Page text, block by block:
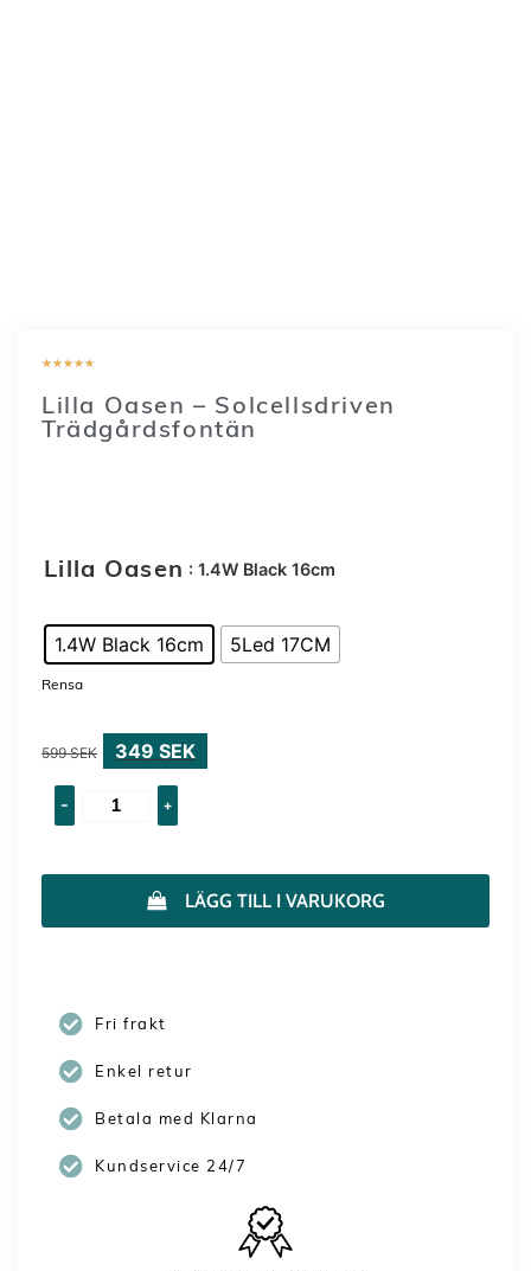
★★★★★
Lilla Oasen – Solcellsdriven
Trädgårdsfontän
Lilla Oasen : 1.4W Black 16cm
1.4W Black 16cm 5Led 17CM
Rensa
599SEK 349 SEK
- +
LÄGG TILL I VARUKORG
Fri frakt
Enkel retur
Betala med Klarna
Kundservice 24/7